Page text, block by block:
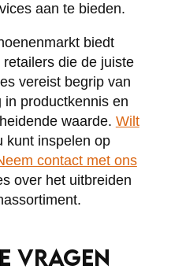
aan te bieden.
biedt
die de juiste
vereist begrip van
productkennis en
waarde. Wilt
kunt inspelen op
contact met ons
over het uitbreiden
VRAGEN